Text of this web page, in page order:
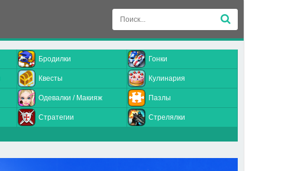
Бродилки Гонки
Квесты Кулинария
Одевалки / Макияж Пазлы
Стратегии Стрелялки